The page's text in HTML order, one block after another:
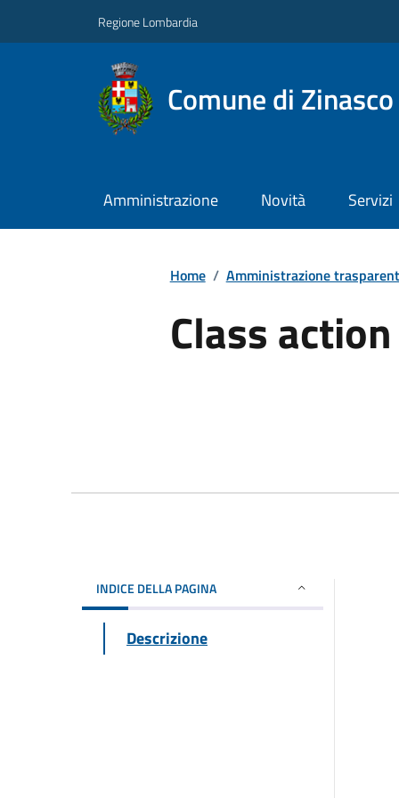
Regione Lombardia
Comune di Zinasco
Amministrazione Novità Servizi
Home / Amministrazione
Class action
INDICE DELLA PAGINA
Descrizione